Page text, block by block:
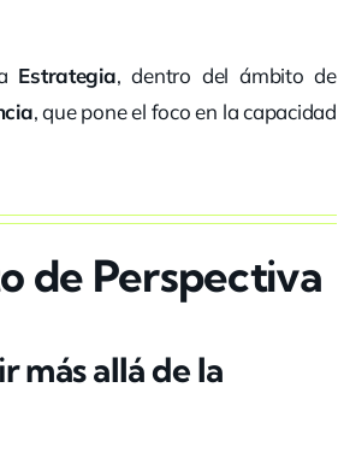
Estrategia, dentro del ámbito de
, que pone el foco en la capacidad
de Perspectiva
más allá de la